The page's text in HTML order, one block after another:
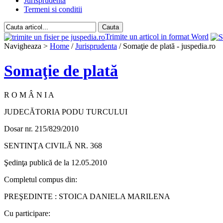
Termeni si conditii
Trimite un articol in format Word
Navigheaza > Home /Jurisprudenta / Somaţie de plată - juspedia.ro
Somaţie de plată
R O M Â N I A
JUDECĂTORIA PODU TURCULUI
Dosar nr. 215/829/2010
SENTINŢA CIVILĂ NR. 368
Şedinţa publică de la 12.05.2010
Completul compus din:
PREŞEDINTE : STOICA DANIELA MARILENA
Cu participare: